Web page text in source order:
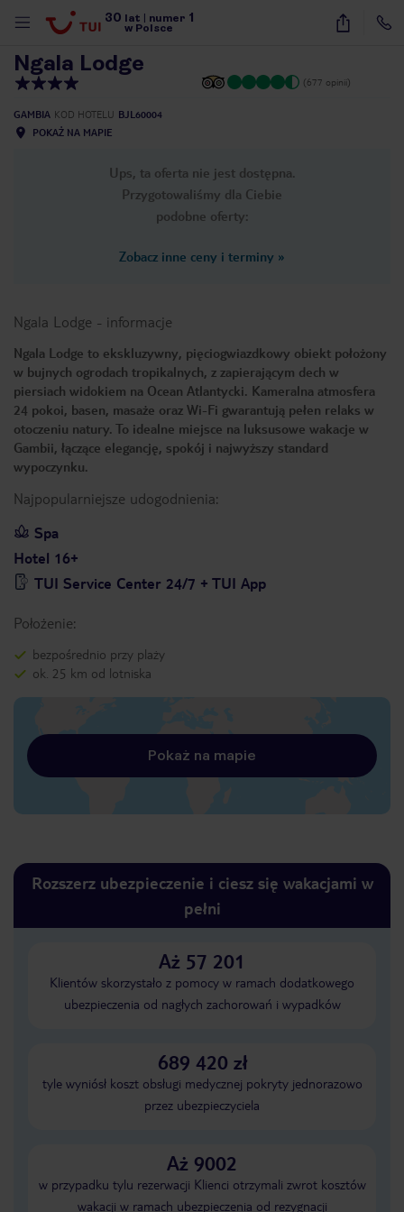
30 lat numer 1
w Polsce
15
Ngala Lodge
(677 opinii)
GAMBIA KOD HOTELU BJL60004
POKAŻ NA MAPIE
Ups, ta oferta nie jest dostępna.
Przygotowaliśmy dla Ciebie
podobne oferty:
Zobacz inne ceny i terminy »
Ngala Lodge - informacje
Ngala Lodge to ekskluzywny, pięciogwiazdkowy obiekt położony
w bujnych ogrodach tropikalnych, z zapierającym dech w
piersiach widokiem na Ocean Atlantycki. Kameralna atmosfera
24 pokoi, basen, masaże oraz Wi-Fi gwarantują pełen relaks w
otoczeniu natury. To idealne miejsce na luksusowe wakacje w
Gambii, łączące elegancję, spokój i najwyższy standard
wypoczynku.
Najpopularniejsze udogodnienia:
Spa
Hotel 16+
TUI Service Center 24/7 + TUI App
Położenie:
bezpośrednio przy plaży
ok. 25 km od lotniska
Pokaż na mapie
Rozszerz ubezpieczenie i ciesz się wakacjami w
pełni
Aż 57 201
Klientów skorzystało z pomocy w ramach dodatkowego
ubezpieczenia od nagłych zachorowań i wypadków
689 420 zł
tyle wyniósł koszt obsługi medycznej pokryty jednorazowo
przez ubezpieczyciela
Aż 9002
w przypadku tylu rezerwacji Klienci otrzymali zwrot kosztów
wakacji w ramach ubezpieczenia od rezygnacji